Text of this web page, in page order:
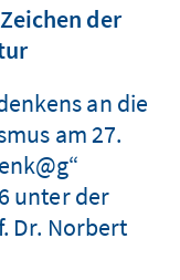
der
an die
am 27.
unter der
Dr. Norbert